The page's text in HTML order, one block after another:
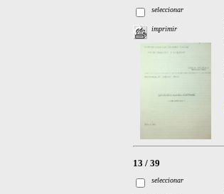
seleccionar
imprimir
13 / 39
seleccionar